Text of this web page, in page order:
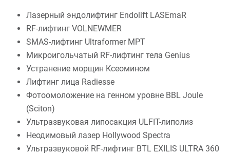
Лазерный эндолифтинг Endolift LASEmaR
RF-лифтинг VOLNEWMER
SMAS-лифтинг Ultraformer MPT
Микроигольчатый RF-лифтинг тела Genius
Устранение морщин Ксеомином
Лифтинг лица Radiesse
Фотоомоложение на генном уровне BBL Joule
(Sciton)
Ультразвуковая липосакция ULFIT-липолиз
Неодимовый лазер Hollywood Spectra
Ультразвуковой RF-лифтинг BTL EXILIS ULTRA 360